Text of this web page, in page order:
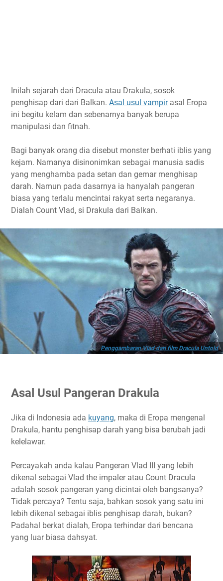
Inilah sejarah dari Dracula atau Drakula, sosok
penghisap dari dari Balkan. Asal usul vampirasal Eropa
ini begitu kelam dan sebenarnya banyak berupa
manipulasi dan fitnah.
Bagi banyak orang dia disebut monster berhati iblis yang
kejam. Namanya disinonimkan sebagai manusia sadis
yang menghamba pada setan dan gemar menghisap
darah. Namun pada dasarnya ia hanyalah pangeran
biasa yang terlalu mencintai rakyat serta negaranya.
Dialah Count Vlad, si Drakula dari Balkan.
Penggambaran Vlad dari film Dracula Untold
Asal Usul Pangeran Drakula
Jika di Indonesia ada kuyang, maka di Eropa mengenal
Drakula, hantu penghisap darah yang bisa berubah jadi
kelelawar.
Percayakah anda kalau Pangeran Vlad III yang lebih
dikenal sebagai Vlad the impaler atau Count Dracula
adalah sosok pangeran yang dicintai oleh bangsanya?
Tidak percaya? Tentu saja, bahkan sosok yang satu ini
lebih dikenal sebagai iblis penghisap darah, bukan?
Padahal berkat dialah, Eropa terhindar dari bencana
yang luar biasa dahsyat.